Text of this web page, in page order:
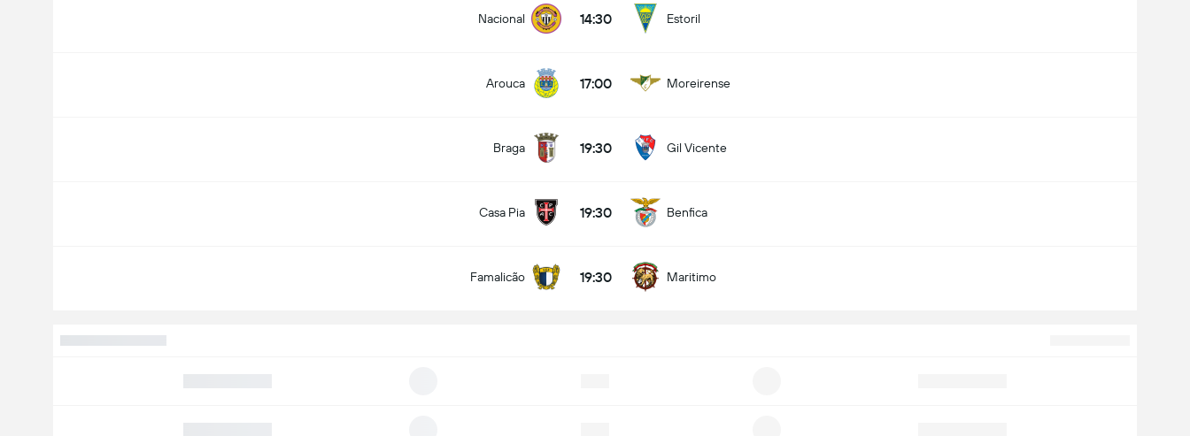
Nacional 14:30 Estoril
Arouca 17:00 Moreirense
Braga 19:30 Gil Vicente
Casa Pia 19:30 Benfica
Famalicão 19:30 Maritimo